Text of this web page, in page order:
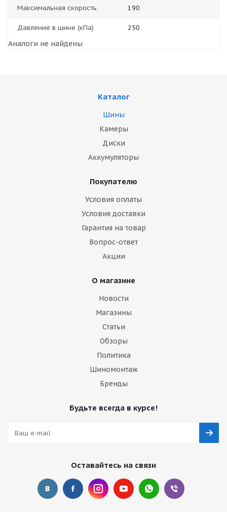
Максимальная скорость 190
Давление в шине (кПа) 250
Аналоги не найдены
Каталог
Шины
Камеры
Диски
Аккумуляторы
Покупателю
Условия оплаты
Условия доставки
Гарантия на товар
Вопрос-ответ
Акции
О магазине
Новости
Магазины
Статьи
Обзоры
Политика
Шиномонтаж
Бренды
Будьте всегда в курсе!
Оставайтесь на связи